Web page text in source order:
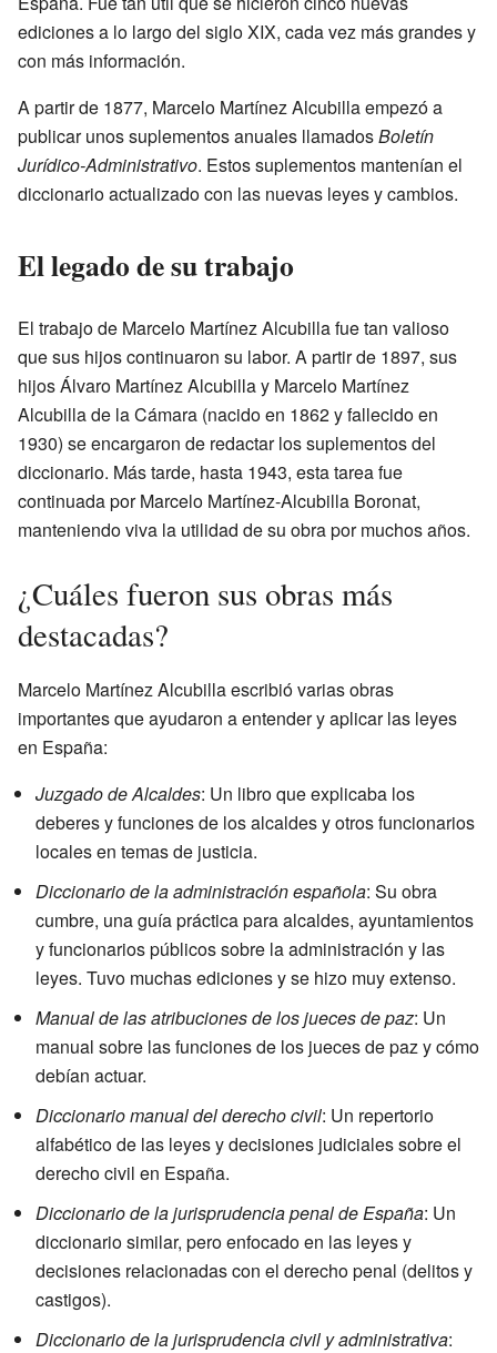
ediciones a lo largo del siglo XIX, cada vez más grandes y
con más información.
A partir de 1877, Marcelo Martínez Alcubilla empezó a
publicar unos suplementos anuales llamadosBoletín
Jurídico-Administrativo. Estos suplementos mantenían el
diccionario actualizado con las nuevas leyes y cambios.
El legado de su trabajo
El trabajo de Marcelo Martínez Alcubilla fue tan valioso
que sus hijos continuaron su labor. A partir de 1897, sus
hijos Álvaro Martínez Alcubilla y Marcelo Martínez
Alcubilla de la Cámara (nacido en 1862 y fallecido en
1930) se encargaron de redactar los suplementos del
diccionario. Más tarde, hasta 1943, esta tarea fue
continuada por Marcelo Martínez-Alcubilla Boronat,
manteniendo viva la utilidad de su obra por muchos años.
¿Cuáles fueron sus obras más
destacadas?
Marcelo Martínez Alcubilla escribió varias obras
importantes que ayudaron a entender y aplicar las leyes
en España:
Juzgado de Alcaldes: Un libro que explicaba los
deberes y funciones de los alcaldes y otros funcionarios
locales en temas de justicia.
Diccionario de la administración española: Su obra
cumbre, una guía práctica para alcaldes, ayuntamientos
y funcionarios públicos sobre la administración y las
leyes. Tuvo muchas ediciones y se hizo muy extenso.
Manual de las atribuciones de los jueces de paz: Un
manual sobre las funciones de los jueces de paz y cómo
debían actuar.
Diccionario manual del derecho civil: Un repertorio
alfabético de las leyes y decisiones judiciales sobre el
derecho civil en España.
Diccionario de la jurisprudencia penal de España: Un
diccionario similar, pero enfocado en las leyes y
decisiones relacionadas con el derecho penal (delitos y
castigos).
Diccionario de la jurisprudencia civil y administrativa: